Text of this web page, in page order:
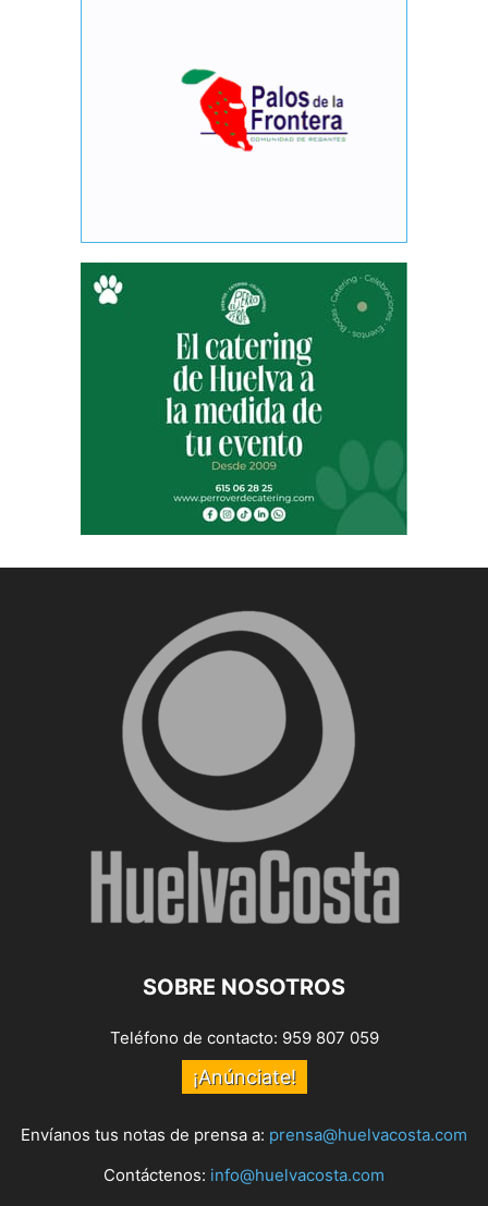
SOBRE NOSOTROS
Teléfono de contacto: 959 807 059
¡Anúnciate!
Envíanos tus notas de prensa a: prensa@huelvacosta.com
Contáctenos: info@huelvacosta.com